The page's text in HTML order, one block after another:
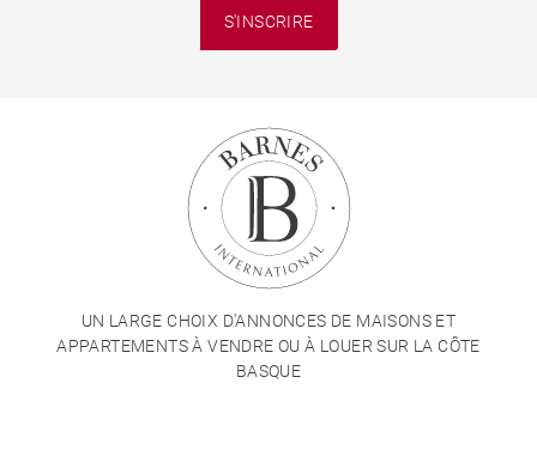
S'INSCRIRE
UN LARGE CHOIX D'ANNONCES DE MAISONS ET
APPARTEMENTS À VENDRE OU À LOUER SUR LA CÔTE
BASQUE